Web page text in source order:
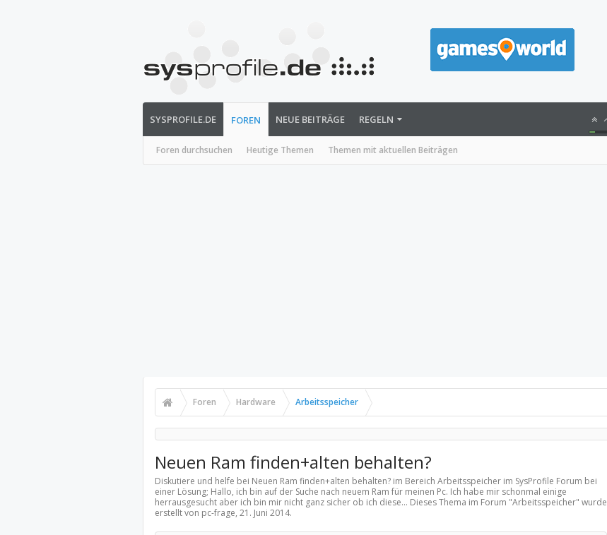
SYSPROFILE.DE FOREN
Foren durchsuchen Heutige Themen Themen mit aktuellen Beiträgen
NEUE BEITRÄGE REGELN
Foren Hardware Arbeitsspeicher
Neuen Ram finden+alten behalten?
Diskutiere und helfe bei Neuen Ram finden+alten behalten? im Bereich Arbeitsspeicherim SysProfile Forum bei
einer Lösung; Hallo, ich bin auf der Suche nach neuem Ram für meinen Pc. Ich habe mir schonmal einige
herrausgesucht aber ich bin mir nicht ganz sicher ob ich diese... Dieses Thema im Forum "Arbeitsspeicher" wurde
erstellt von pc-frage, 21. Juni 2014.